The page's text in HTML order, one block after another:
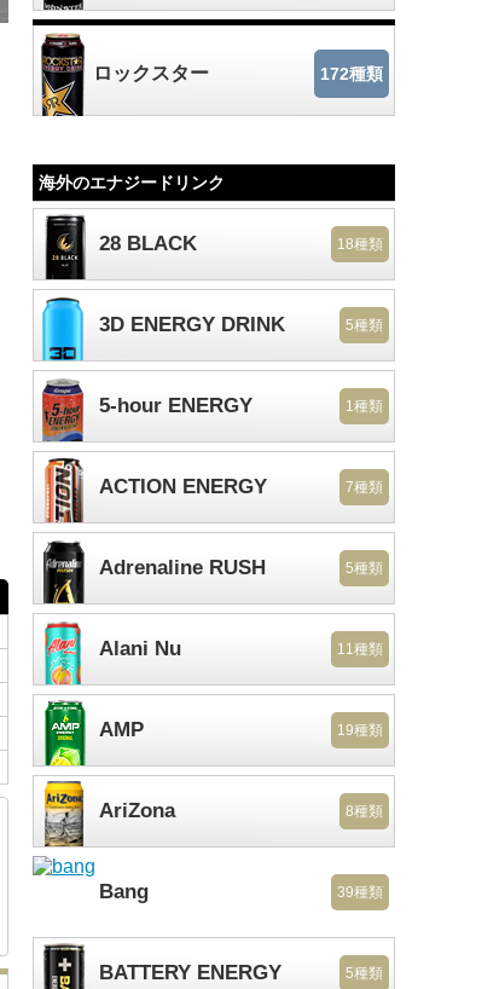
ロックスター 172種類
海外のエナジードリンク
28 BLACK 18種類
3D ENERGY DRINK 5種類
5-hour ENERGY 1種類
ACTION ENERGY 7種類
Adrenaline RUSH 5種類
Alani Nu 11種類
AMP 19種類
AriZona 8種類
Bang 39種類
BATTERY ENERGY 5種類